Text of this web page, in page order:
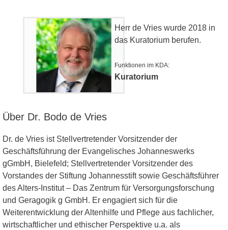
Herr de Vries wurde 2018 in
das Kuratorium berufen.
Funktionen im KDA:
Kuratorium
Über Dr. Bodo de Vries
Dr. de Vries ist Stellvertretender Vorsitzender der
Geschäftsführung der Evangelisches Johanneswerks
gGmbH, Bielefeld; Stellvertretender Vorsitzender des
Vorstandes der Stiftung Johannesstift sowie Geschäftsführer
des Alters-Institut – Das Zentrum für Versorgungsforschung
und Geragogik g GmbH. Er engagiert sich für die
Weiterentwicklung der Altenhilfe und Pflege aus fachlicher,
wirtschaftlicher und ethischer Perspektive u.a. als